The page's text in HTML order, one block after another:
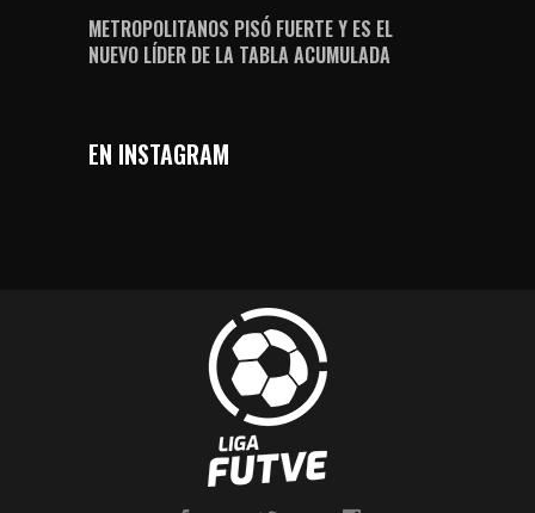
METROPOLITANOS PISÓ FUERTE Y ES EL
NUEVO LÍDER DE LA TABLA ACUMULADA
EN INSTAGRAM